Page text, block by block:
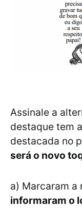
Assinale a
destaque tem
destacada no
será o novo
a) Marcaram a
informaram o